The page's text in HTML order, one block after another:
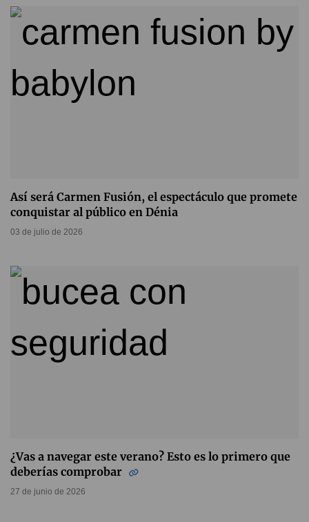
Así será Carmen Fusión, el espectáculo que promete
conquistar al público en Dénia
03 de julio de 2026
¿Vas a navegar este verano? Esto es lo primero que
deberías comprobar
27 de junio de 2026